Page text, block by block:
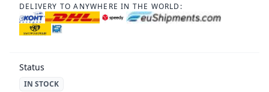
DELIVERY TO ANYWHERE IN THE WORLD:
Status
IN STOCK